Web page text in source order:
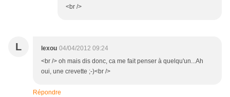
<br />
L lexou 04/04/2012 09:24
<br /> oh mais dis donc, ca me fait penser à quelqu'un...Ah
oui, une crevette ;-)<br />
Répondre